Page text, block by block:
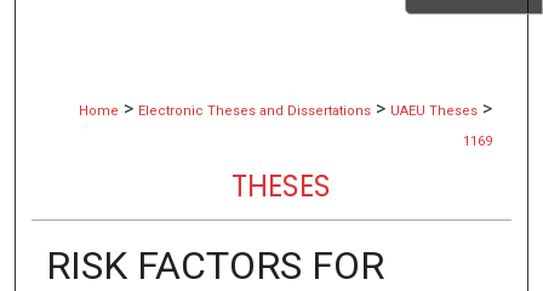
Home > Electronic Theses and Dissertations > UAEU Theses >
1169
THESES
RISK FACTORS FOR